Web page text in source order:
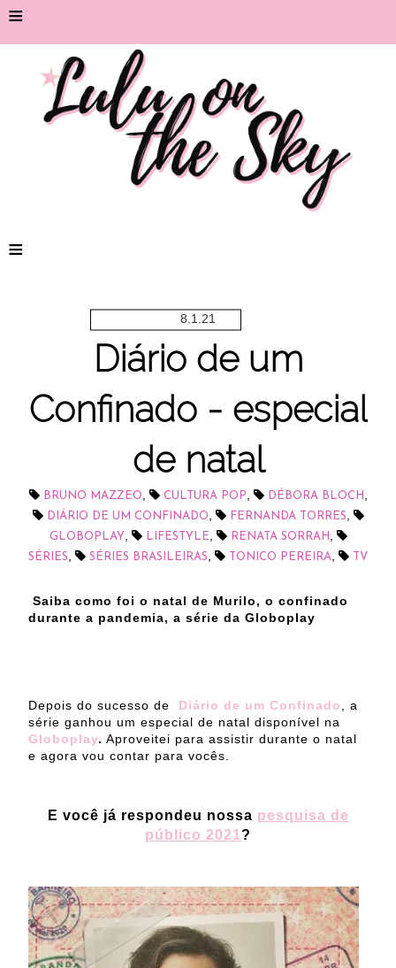
≡
≡
8.1.21
Diário de um
Confinado - especial
de natal
BRUNO MAZZEO, CULTURA POP, DÉBORA BLOCH ,
DIÁRIO DE UM CONFINADO, FERNANDA TORRES,
GLOBOPLAY, LIFESTYLE, RENATA SORRAH ,
SÉRIES, SÉRIES BRASILEIRAS, TONICO PEREIRA, TV
Saiba como foi o natal de Murilo, o confinado
durante a pandemia, a série da Globoplay
Depois do sucesso de Diário de um Confinado, a
série ganhou um especial de natal disponível na
Globoplay. Aproveitei para assistir durante o natal
e agora vou contar para vocês.
E você já respondeu nossa pesquisa de
público 2021?